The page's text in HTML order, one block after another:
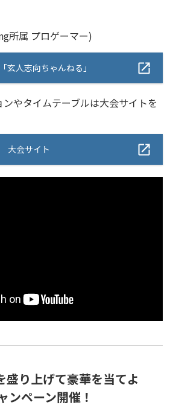
所属 プロゲーマー)
玄人志向ちゃんねる」
やタイムテーブルは大会サイトを
大会サイト
盛り上げて豪華を当てよ
ペーン開催！